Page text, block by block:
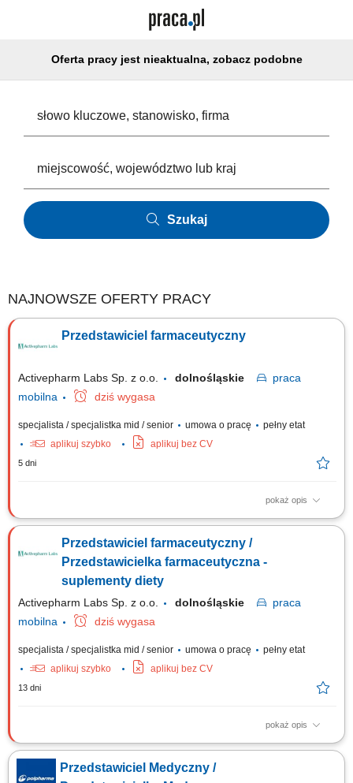
Oferta pracy jest nieaktualna, zobacz podobne
Szukaj
NAJNOWSZE OFERTY PRACY
Przedstawiciel farmaceutyczny
Activepharm Labs Sp. z o.o. dolnośląskie
praca
mobilna
dziś wygasa
specjalista / specjalistka mid / senior umowa o pracę
pełny etat
aplikuj szybko
aplikuj bez CV
5 dni
pokaż opis
Osoba zatrudniona na tym stanowisku będzie odpowiedzialna za:
zielarskich; Aktywne prezentacje i szkolenia z zakresu wiedzy o
naturalnych suplementach diety i badaniach klinicznych; Realizację
planów sprzedaży oraz działań...
Przedstawiciel farmaceutyczny /
Przedstawicielka farmaceutyczna -
suplementy diety
Activepharm Labs Sp. z o.o. dolnośląskie
praca
mobilna
dziś wygasa
specjalista / specjalistka mid / senior umowa o pracę
pełny etat
aplikuj szybko
aplikuj bez CV
13 dni
pokaż opis
Opis stanowiska Rozwój sprzedaży portfolio produktów naturalnych w
aptekach oraz punktach zielarsko-medycznych na podległym terenie.
Prowadzenie spotkań informacyjnych oraz prezentacji opartych na
Przedstawiciel Medyczny /